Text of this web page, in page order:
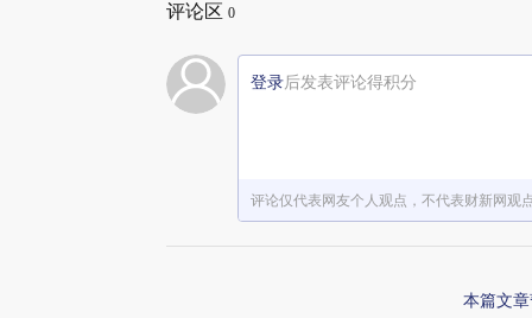
评论区 0
登录后发表评论得积分
评论仅代表网友个人观点，不代表财新网观
本篇文